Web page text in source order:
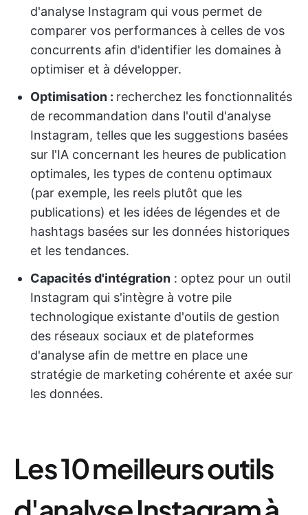
d'analyse Instagram qui vous permet de
comparer vos performances à celles de vos
concurrents afin d'identifier les domaines à
optimiser et à développer.
Optimisation : recherchez les fonctionnalités
de recommandation dans l'outil d'analyse
Instagram, telles que les suggestions basées
sur l'IA concernant les heures de publication
optimales, les types de contenu optimaux
(par exemple, les reels plutôt que les
publications) et les idées de légendes et de
hashtags basées sur les données historiques
et les tendances.
Capacités d'intégration : optez pour un outil
Instagram qui s'intègre à votre pile
technologique existante d'outils de gestion
des réseaux sociaux et de plateformes
d'analyse afin de mettre en place une
stratégie de marketing cohérente et axée sur
les données.
Les 10 meilleurs outils